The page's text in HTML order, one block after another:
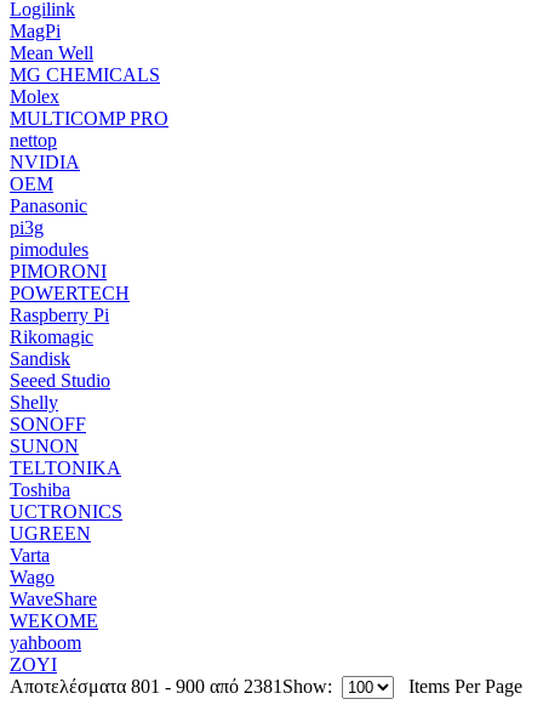
Logilink
MagPi
Mean Well
MG CHEMICALS
Molex
MULTICOMP PRO
nettop
NVIDIA
OEM
Panasonic
pi3g
pimodules
PIMORONI
POWERTECH
Raspberry Pi
Rikomagic
Sandisk
Seeed Studio
Shelly
SONOFF
SUNON
TELTONIKA
Toshiba
UCTRONICS
UGREEN
Varta
Wago
WaveShare
WEKOME
yahboom
ZOYI
Αποτελέσματα 801 - 900 από 2381 Show: Items Per Page